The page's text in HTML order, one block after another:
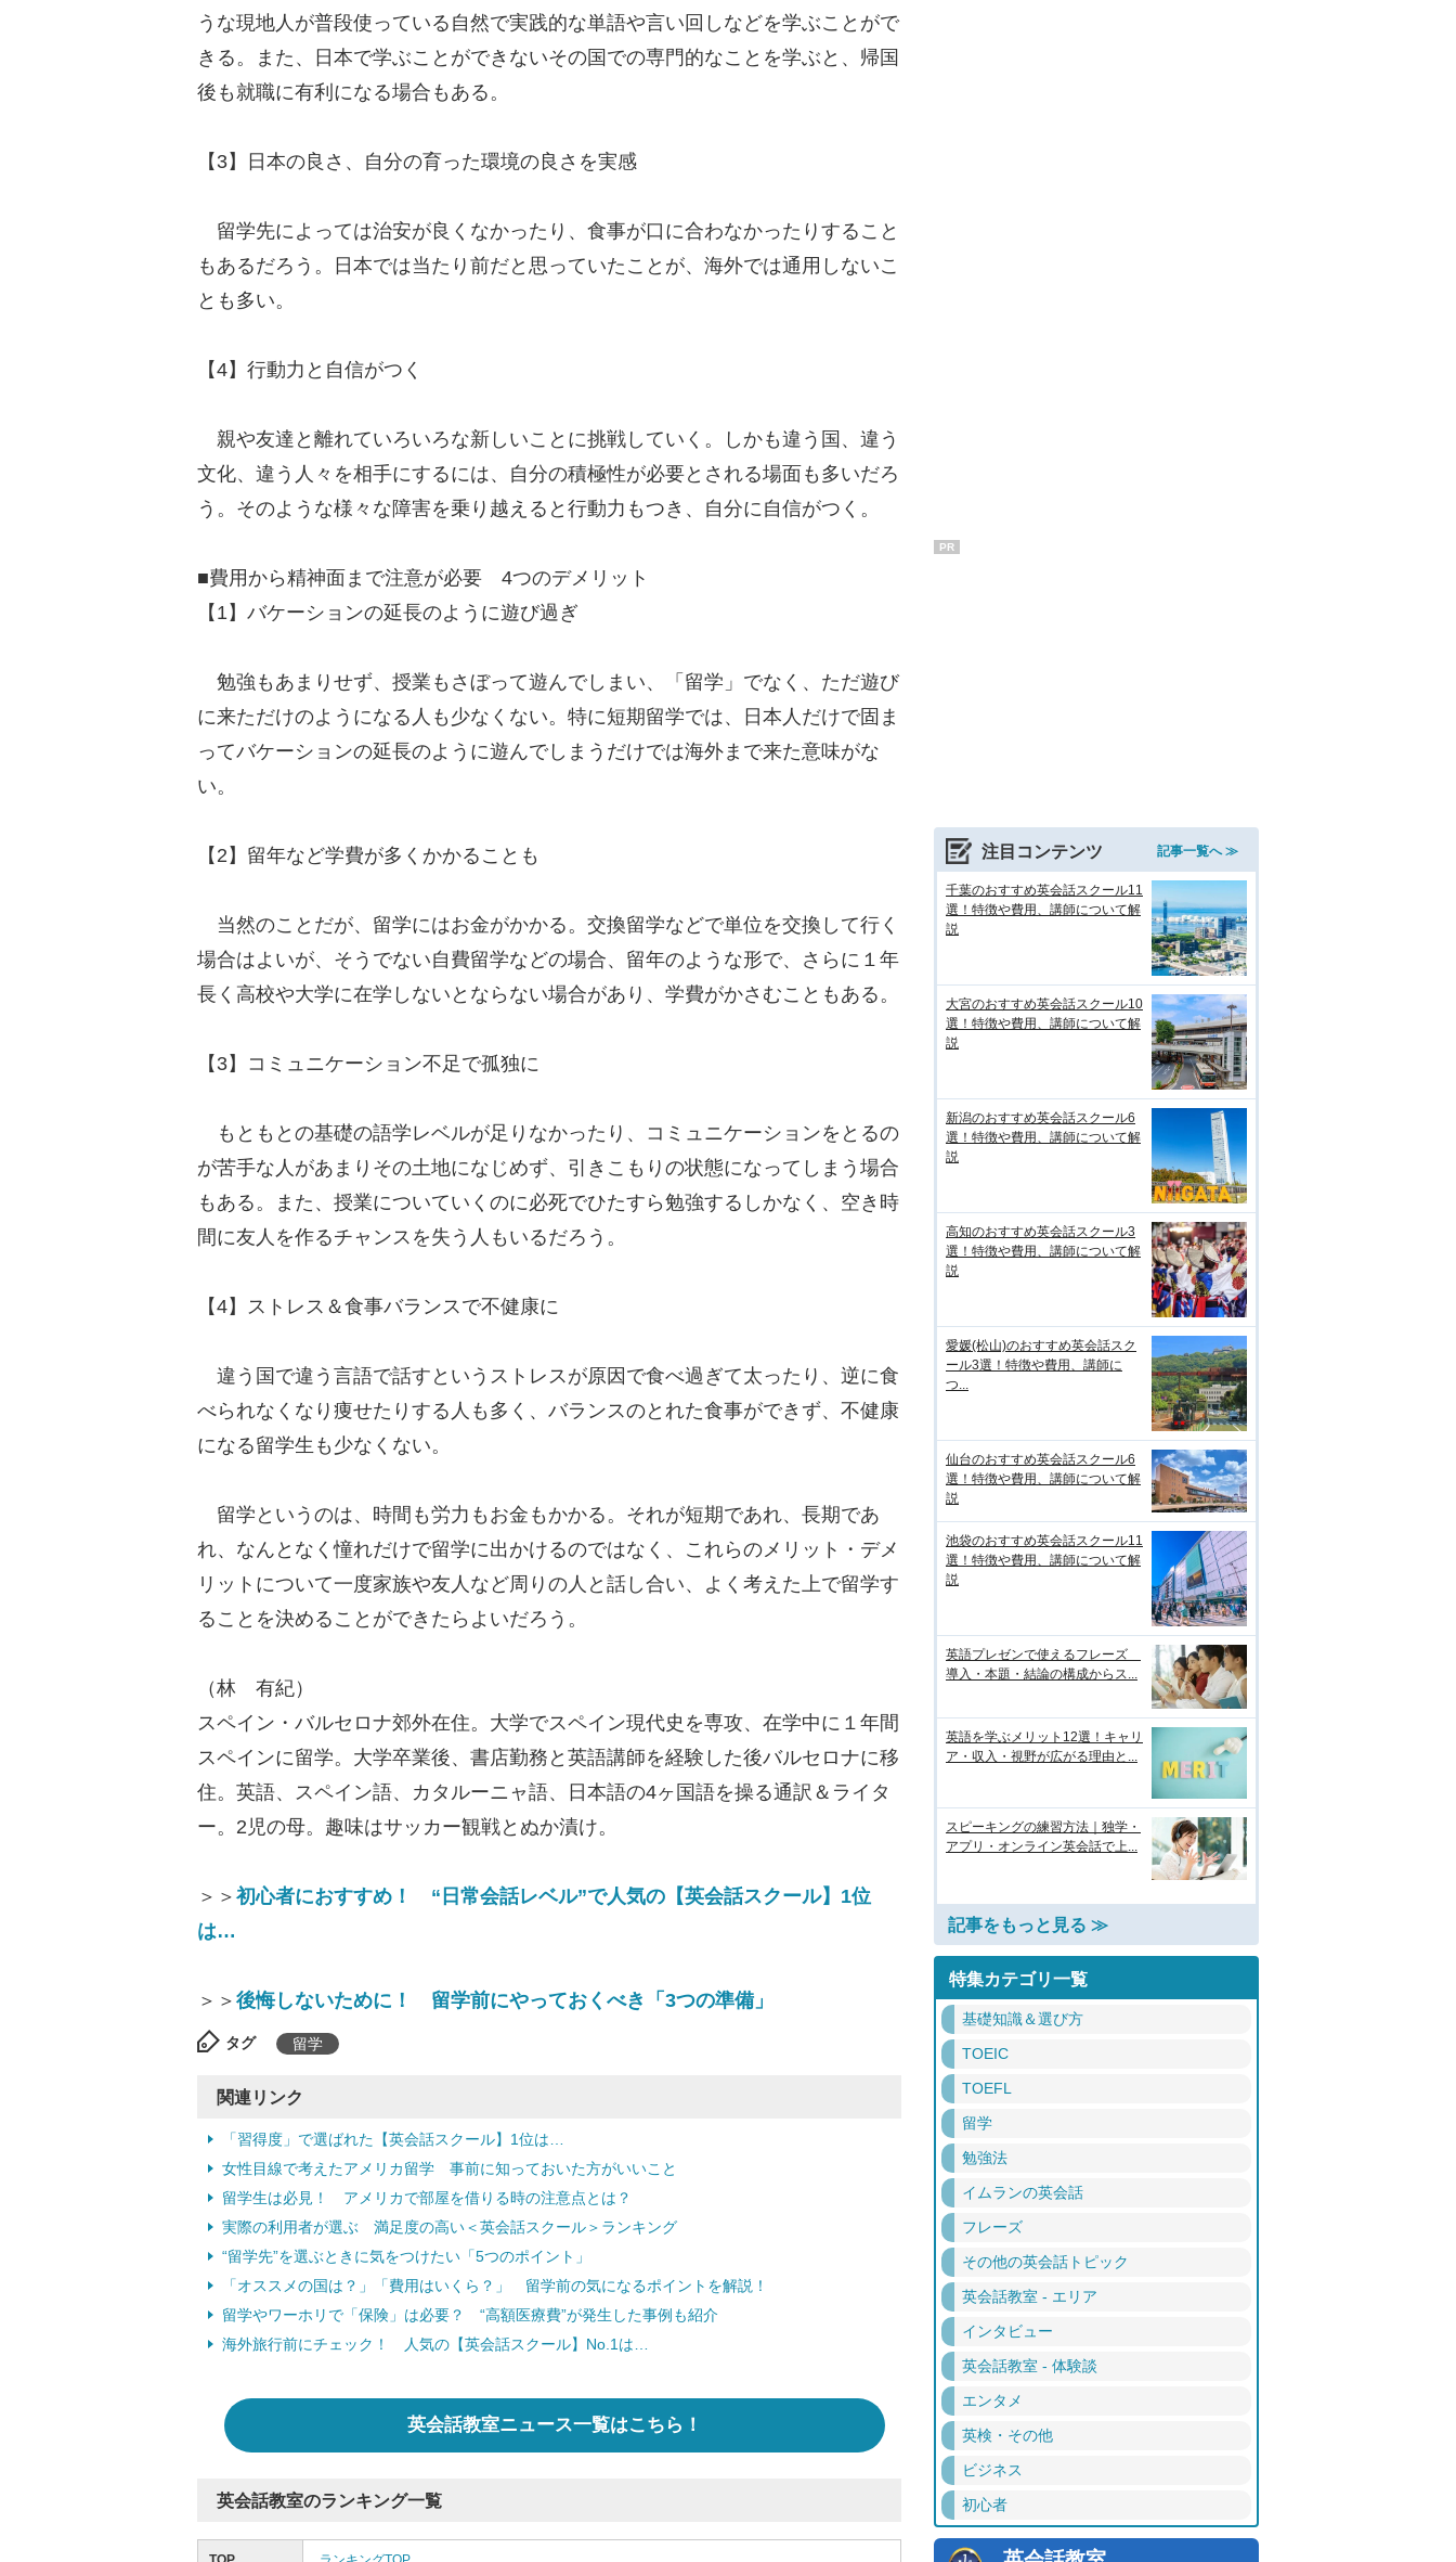
うな現地人が普段使っている自然で実践的な単語や言い回しなどを学ぶことがで
きる。また、日本で学ぶことができないその国での専門的なことを学ぶと、帰国
後も就職に有利になる場合もある。
【3】日本の良さ、自分の育った環境の良さを実感
留学先によっては治安が良くなかったり、食事が口に合わなかったりすること
もあるだろう。日本では当たり前だと思っていたことが、海外では通用しないこ
とも多い。
【4】行動力と自信がつく
親や友達と離れていろいろな新しいことに挑戦していく。しかも違う国、違う
文化、違う人々を相手にするには、自分の積極性が必要とされる場面も多いだろ
う。そのような様々な障害を乗り越えると行動力もつき、自分に自信がつく。
■費用から精神面まで注意が必要 4つのデメリット
【1】バケーションの延長のように遊び過ぎ
勉強もあまりせず、授業もさぼって遊んでしまい、「留学」でなく、ただ遊び
に来ただけのようになる人も少なくない。特に短期留学では、日本人だけで固ま
ってバケーションの延長のように遊んでしまうだけでは海外まで来た意味がな
い。
【2】留年など学費が多くかかることも
当然のことだが、留学にはお金がかかる。交換留学などで単位を交換して行く
場合はよいが、そうでない自費留学などの場合、留年のような形で、さらに１年
長く高校や大学に在学しないとならない場合があり、学費がかさむこともある。
【3】コミュニケーション不足で孤独に
もともとの基礎の語学レベルが足りなかったり、コミュニケーションをとるの
が苦手な人があまりその土地になじめず、引きこもりの状態になってしまう場合
もある。また、授業についていくのに必死でひたすら勉強するしかなく、空き時
間に友人を作るチャンスを失う人もいるだろう。
【4】ストレス＆食事バランスで不健康に
違う国で違う言語で話すというストレスが原因で食べ過ぎて太ったり、逆に食
べられなくなり痩せたりする人も多く、バランスのとれた食事ができず、不健康
になる留学生も少なくない。
留学というのは、時間も労力もお金もかかる。それが短期であれ、長期であ
れ、なんとなく憧れだけで留学に出かけるのではなく、これらのメリット・デメ
リットについて一度家族や友人など周りの人と話し合い、よく考えた上で留学す
ることを決めることができたらよいだろう。
（林 有紀）
スペイン・バルセロナ郊外在住。大学でスペイン現代史を専攻、在学中に１年間
スペインに留学。大学卒業後、書店勤務と英語講師を経験した後バルセロナに移
住。英語、スペイン語、カタルーニャ語、日本語の4ヶ国語を操る通訳＆ライタ
ー。2児の母。趣味はサッカー観戦とぬか漬け。
＞＞ 初心者におすすめ！ “日常会話レベル”で人気の【英会話スクール】1位
は…
＞＞ 後悔しないために！ 留学前にやっておくべき「3つの準備」
タグ 留学
関連リンク
「習得度」で選ばれた【英会話スクール】1位は…
女性目線で考えたアメリカ留学 事前に知っておいた方がいいこと
留学生は必見！ アメリカで部屋を借りる時の注意点とは？
実際の利用者が選ぶ 満足度の高い＜英会話スクール＞ランキング
“留学先”を選ぶときに気をつけたい「5つのポイント」
「オススメの国は？」「費用はいくら？」 留学前の気になるポイントを解説！
留学やワーホリで「保険」は必要？ “高額医療費”が発生した事例も紹介
海外旅行前にチェック！ 人気の【英会話スクール】No.1は…
英会話教室ニュース一覧はこちら！
英会話教室のランキング一覧
PR
注目コンテンツ 記事一覧へ ≫
千葉のおすすめ英会話スクール11
選！特徴や費用、講師について解
説
大宮のおすすめ英会話スクール10
選！特徴や費用、講師について解
説
新潟のおすすめ英会話スクール6
選！特徴や費用、講師について解
説
高知のおすすめ英会話スクール3
選！特徴や費用、講師について解
説
愛媛(松山)のおすすめ英会話スク
ール3選！特徴や費用、講師に
つ...
仙台のおすすめ英会話スクール6
選！特徴や費用、講師について解
説
池袋のおすすめ英会話スクール11
選！特徴や費用、講師について解
説
英語プレゼンで使えるフレーズ
導入・本題・結論の構成からス...
英語を学ぶメリット12選！キャリ
ア・収入・視野が広がる理由と...
スピーキングの練習方法｜独学・
アプリ・オンライン英会話で上...
記事をもっと見る ≫
特集カテゴリ一覧
基礎知識＆選び方
TOEIC
TOEFL
留学
勉強法
イムランの英会話
フレーズ
その他の英会話トピック
英会話教室 - エリア
インタビュー
英会話教室 - 体験談
エンタメ
英検・その他
ビジネス
初心者